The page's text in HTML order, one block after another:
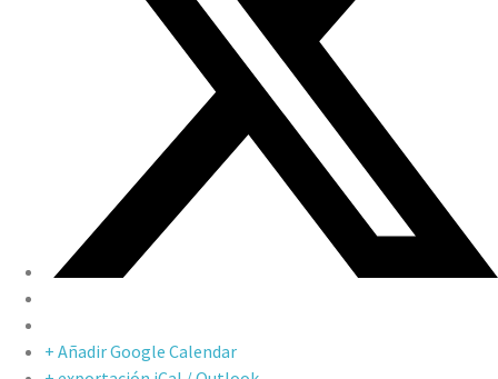
+ Añadir Google Calendar